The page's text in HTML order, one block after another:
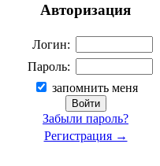
Авторизация
Логин:
Пароль:
запомнить меня
Забыли пароль?
Регистрация →